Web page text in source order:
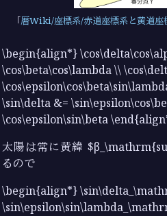
暦Wiki/座標系/赤道座標系と黄道座
\begin{align*}
\cos\beta\cos\lambda \\
\sin\delta &=
\cos\epsilon\sin\beta
太陽は常に黄緯
るので
\begin{align*}